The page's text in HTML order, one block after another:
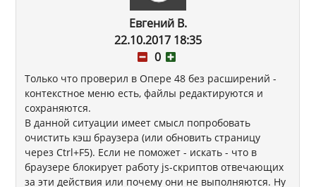
Евгений В.
22.10.2017 18:35
0
Только что проверил в Опере 48 без расширений -
контекстное меню есть, файлы редактируются и
сохраняются.
В данной ситуации имеет смысл попробовать
очистить кэш браузера (или обновить страницу
через Ctrl+F5). Если не поможет - искать - что в
браузере блокирует работу js-скриптов отвечающих
за эти действия или почему они не выполняются. Ну